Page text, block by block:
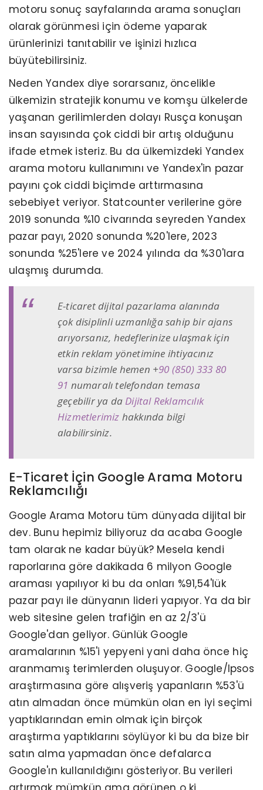
motoru sonuç sayfalarında arama sonuçları
olarak görünmesi için ödeme yaparak
ürünlerinizi tanıtabilir ve işinizi hızlıca
büyütebilirsiniz.
Neden Yandex diye sorarsanız, öncelikle
ülkemizin stratejik konumu ve komşu ülkelerde
yaşanan gerilimlerden dolayı Rusça konuşan
insan sayısında çok ciddi bir artış olduğunu
ifade etmek isteriz. Bu da ülkemizdeki Yandex
arama motoru kullanımını ve Yandex'in pazar
payını çok ciddi biçimde arttırmasına
sebebiyet veriyor. Statcounter verilerine göre
2019 sonunda %10 civarında seyreden Yandex
pazar payı, 2020 sonunda %20'lere, 2023
sonunda %25'lere ve 2024 yılında da %30'lara
ulaşmış durumda.
E-ticaret dijital pazarlama alanında
çok disiplinli uzmanlığa sahip bir ajans
arıyorsanız, hedeflerinize ulaşmak için
etkin reklam yönetimine ihtiyacınız
varsa bizimle hemen +90 (850) 333 80
91 numaralı telefondan temasa
geçebilir ya daDijital Reklamcılık
Hizmetlerimiz hakkında bilgi
alabilirsiniz.
E-Ticaret İçin Google Arama Motoru
Reklamcılığı
Google Arama Motoru tüm dünyada dijital bir
dev. Bunu hepimiz biliyoruz da acaba Google
tam olarak ne kadar büyük? Mesela kendi
raporlarına göre dakikada 6 milyon Google
araması yapılıyor ki bu da onları %91,54'lük
pazar payı ile dünyanın lideri yapıyor. Ya da bir
web sitesine gelen trafiğin en az 2/3'ü
Google'dan geliyor. Günlük Google
aramalarının %15'i yepyeni yani daha önce hiç
aranmamış terimlerden oluşuyor. Google/Ipsos
araştırmasına göre alışveriş yapanların %53'ü
atın almadan önce mümkün olan en iyi seçimi
yaptıklarından emin olmak için birçok
araştırma yaptıklarını söylüyor ki bu da bize bir
satın alma yapmadan önce defalarca
Google'ın kullanıldığını gösteriyor. Bu verileri